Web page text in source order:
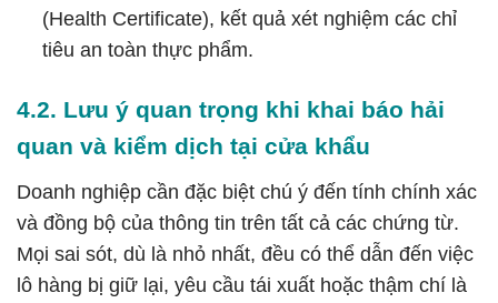
(Health Certificate), kết quả xét nghiệm các chỉ
tiêu an toàn thực phẩm.
4.2. Lưu ý quan trọng khi khai báo hải
quan và kiểm dịch tại cửa khẩu
Doanh nghiệp cần đặc biệt chú ý đến tính chính xác
và đồng bộ của thông tin trên tất cả các chứng từ.
Mọi sai sót, dù là nhỏ nhất, đều có thể dẫn đến việc
lô hàng bị giữ lại, yêu cầu tái xuất hoặc thậm chí là